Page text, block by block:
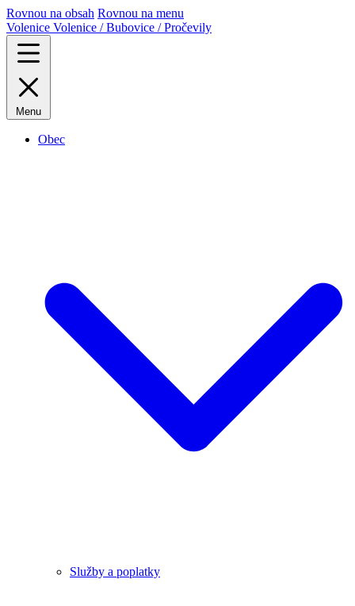
Rovnou na obsah Rovnou na menu
Volenice Volenice / Bubovice / Pročevily
Menu
Obec
Služby a poplatky